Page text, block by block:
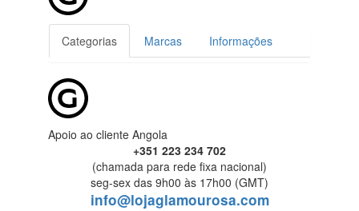
Categorias Marcas Informações
Apoio ao cliente Angola
+351 223 234 702
(chamada para rede fixa nacional)
seg-sex das 9h00 às 17h00 (GMT)
info@lojaglamourosa.com